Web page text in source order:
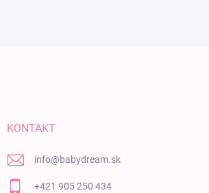
KONTAKT
info@babydream.sk
+421 905 250 434